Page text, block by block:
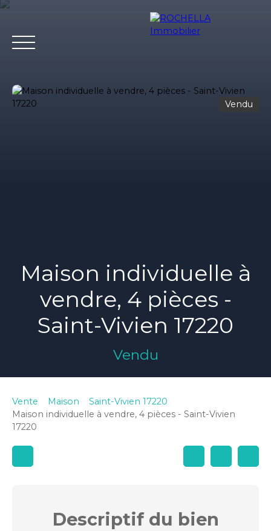
Vendu
Maison individuelle à
vendre, 4 pièces -
Saint-Vivien 17220
Vendu
Vente Maison
Saint-Vivien 17220
Maison individuelle à vendre, 4 pièces - Saint-Vivien
17220
Descriptifdu bien